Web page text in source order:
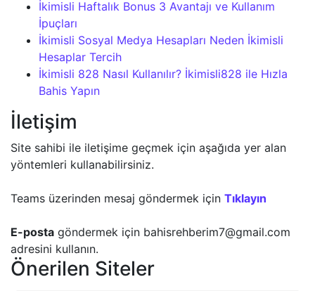
İkimisli Haftalık Bonus 3 Avantajı ve Kullanım
İpuçları
İkimisli Sosyal Medya Hesapları Neden İkimisli
Hesaplar Tercih
İkimisli 828 Nasıl Kullanılır? İkimisli828 ile Hızla
Bahis Yapın
İletişim
Site sahibi ile iletişime geçmek için aşağıda yer alan
yöntemleri kullanabilirsiniz.
Teams üzerinden mesaj göndermek için Tıklayın
E-posta göndermek için bahisrehberim7@gmail.com
adresini kullanın.
Önerilen Siteler